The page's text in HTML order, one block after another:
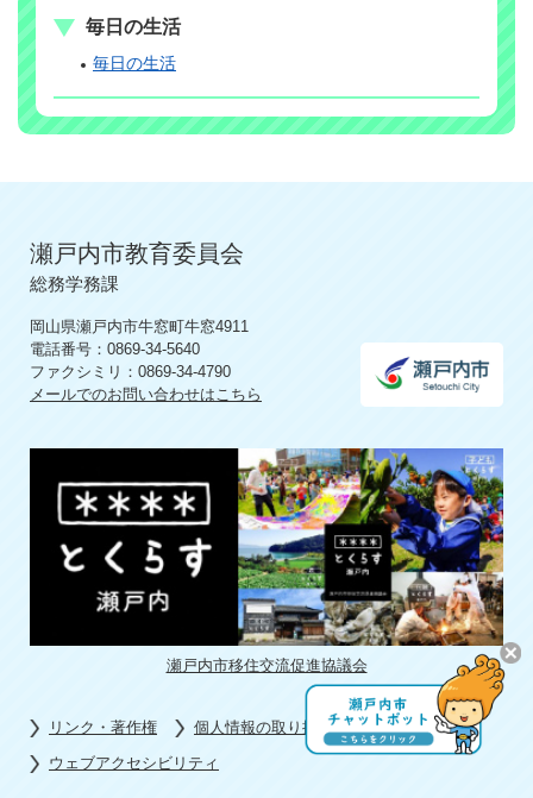
毎日の生活
毎日の生活
瀬戸内市教育委員会
総務学務課
岡山県瀬戸内市牛窓町牛窓4911
電話番号：0869-34-5640
ファクシミリ：0869-34-4790
メールでのお問い合わせはこちら
瀬戸内市移住交流促進協議会
リンク・著作権 個人情報の取り扱い
ウェブアクセシビリティ